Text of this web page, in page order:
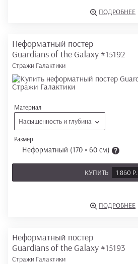
ПОДРОБНЕЕ
Неформатный постер
Guardians of the Galaxy #15192
Стражи Галактики
Материал
Насыщенность и глубина
Размер
Неформатный (170 × 60 см)
КУПИТЬ 1 860 Р.
ПОДРОБНЕЕ
Неформатный постер
Guardians of the Galaxy #15193
Стражи Галактики